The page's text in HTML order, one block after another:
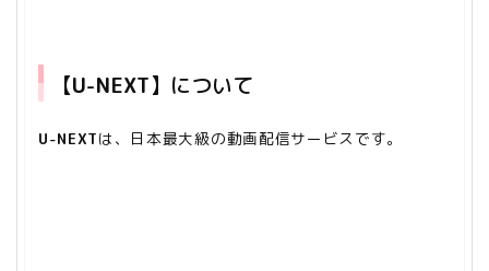
【U-NEXT】について
U-NEXTは、日本最大級の動画配信サービスです。